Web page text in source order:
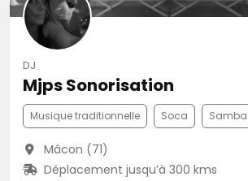
DJ
Mjps Sonorisation
Musique traditionnelle Soca Samba
Mâcon (71)
Déplacement jusqu’à 300 kms